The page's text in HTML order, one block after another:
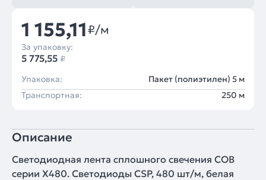
1 155,11₽/м
За упаковку:
5 775,55 ₽
Упаковка:
Пакет (полиэтилен) 5 м
Транспортная:
250 м
Описание
Светодиодная лента сплошного свечения COB
серии X480. Светодиоды CSP, 480 шт/м, белая